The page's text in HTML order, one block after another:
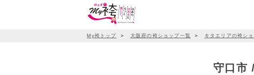
My袴トップ ＞ 大阪府の袴ショップ一覧 ＞ キタエリアの袴シ
守口市